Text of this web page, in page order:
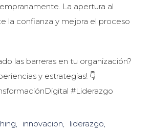
La apertura al
la confianza y mejora el proceso
las barreras en tu organización?
y estrategias! 👇
#Liderazgo
innovacion
liderazgo